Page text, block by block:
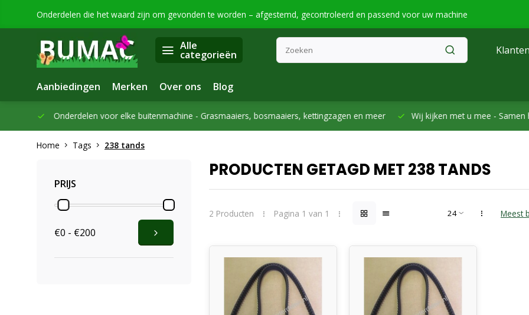
Onderdelen die het waard zijn om gevonden te worden – afgestemd, gecontroleerd en passend voor uw machine
Alle
categorieën
Aanbiedingen Merken Over ons Blog
Onderdelen voor elke buitenmachine - Grasmaaiers, bosmaaiers, kettingzagen en meer Wij kijken met u mee - Samen
Home Tags 238 tands
PRIJS
€0 - €200
PRODUCTEN GETAGD MET 238 TANDS
2 Producten Pagina 1 van 1 Meest